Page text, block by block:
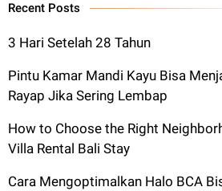
Recent Posts
3 Hari Setelah 28 Tahun
Pintu Kamar Mandi Kayu Bisa
Rayap Jika Sering Lembap
How to Choose the Right
Villa Rental Bali Stay
Cara Mengoptimalkan Halo BCA